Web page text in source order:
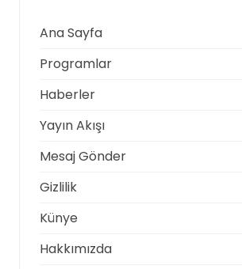
Ana Sayfa
Programlar
Haberler
Yayın Akışı
Mesaj Gönder
Gizlilik
Künye
Hakkımızda